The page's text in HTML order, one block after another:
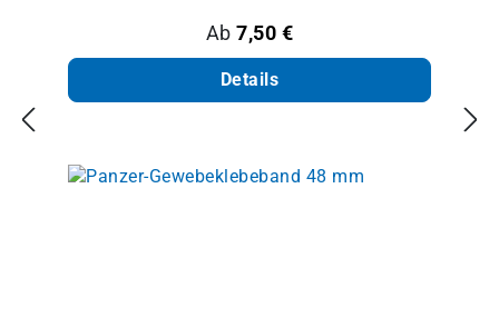
Regulärer Preis:
Ab7,50 €
Details